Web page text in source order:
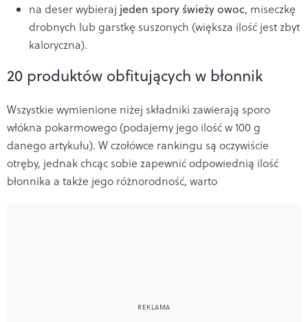
na deser wybieraj jeden spory świeży owoc, miseczkę
drobnych lub garstkę suszonych (większa ilość jest zbyt
kaloryczna).
20 produktów obfitujących w błonnik
Wszystkie wymienione niżej składniki zawierają sporo
włókna pokarmowego (podajemy jego ilość w 100 g
danego artykułu). W czołówce rankingu są oczywiście
otręby, jednak chcąc sobie zapewnić odpowiednią ilość
błonnika a także jego różnorodność, warto